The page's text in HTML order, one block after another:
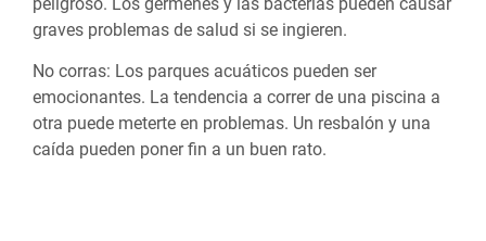
graves problemas de salud si se ingieren.
No corras: Los parques acuáticos pueden ser
emocionantes. La tendencia a correr de una piscina a
otra puede meterte en problemas. Un resbalón y una
caída pueden poner fin a un buen rato.